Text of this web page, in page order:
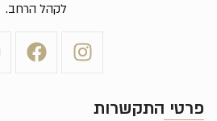
פרטי התקשרות
לקהל הרחב.